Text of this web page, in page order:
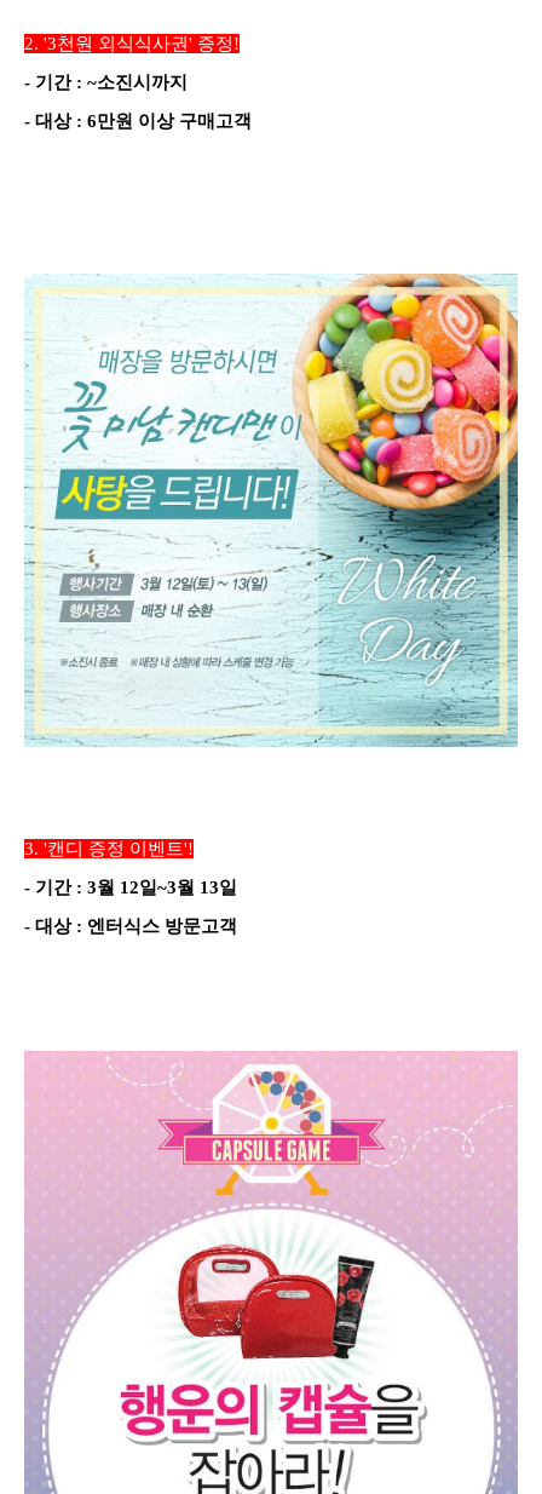
2. '3천원 외식식사권' 증정!
- 기간: ~소진시까지
- 대상: 6만원 이상 구매고객
3. '캔디 증정 이벤트'!
- 기간: 3월 12일~3월 13일
- 대상: 엔터식스 방문고객